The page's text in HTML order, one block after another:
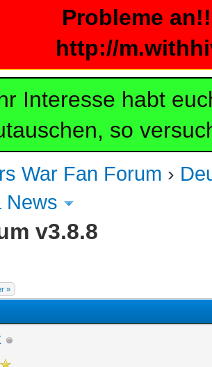
Probleme
http://
Interesse habt
so
War Fan Forum ›
News
v3.8.8
»